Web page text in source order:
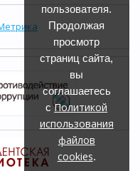
пользователя.
Продолжая
просмотр
страниц сайта,
вы
соглашаетесь
сПолитикой
использования
файлов
cookies.